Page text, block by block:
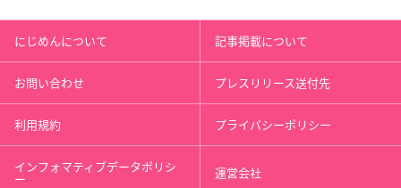
にじめんについて 記事掲載について
お問い合わせ プレスリリース送付先
利用規約 プライバシーポリシー
インフォマティブデータポリシ
ー 運営会社